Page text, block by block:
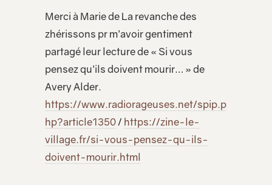
Merci à Marie de La revanche des
zhérissons pr m’avoir gentiment
partagé leur lecture de « Si vous
pensez qu’ils doivent mourir… » de
Avery Alder.
https://www.radiorageuses.net/spip.p
hp?article1350 / https://zine-le-
village.fr/si-vous-pensez-qu-ils-
doivent-mourir.html